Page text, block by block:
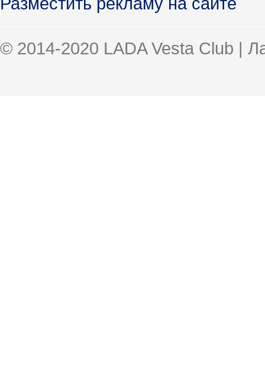
© 2014-2020 LADA Vesta Club |